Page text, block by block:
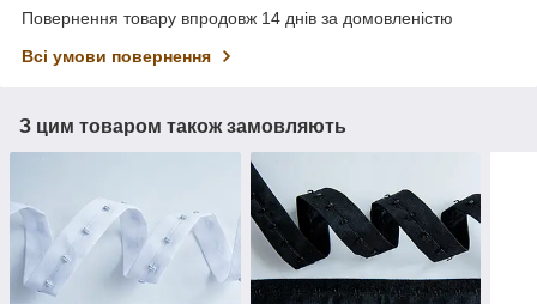
Повернення товару впродовж 14 днів за домовленістю
Всі умови повернення
З цим товаром також замовляють